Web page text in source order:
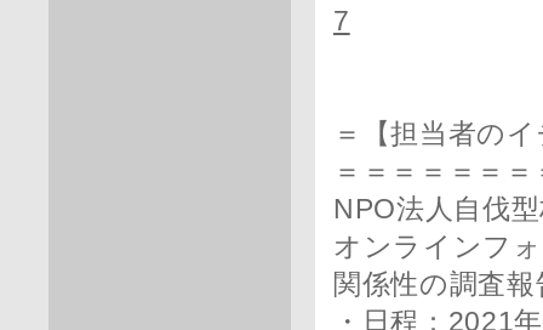
7
＝【担当者の
＝＝＝＝＝＝＝
NPO法人自伐
オンラインフ
関係性の調査報
・日程：2021